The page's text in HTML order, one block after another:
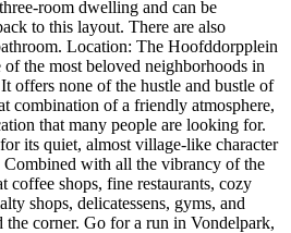
room dwelling and can be
to this layout. There are also
Location: The Hoofddorpplein
the most beloved neighborhoods in
offers none of the hustle and bustle of
combination of a friendly atmosphere,
that many people are looking for.
its quiet, almost village-like character
Combined with all the vibrancy of the
coffee shops, fine restaurants, cozy
shops, delicatessens, gyms, and
the corner. Go for a run in Vondelpark,